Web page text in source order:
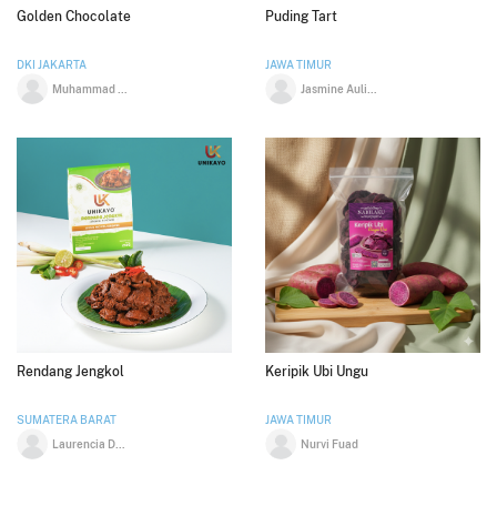
Golden Chocolate
DKI JAKARTA
Puding Tart
JAWA TIMUR
Rendang Jengkol
SUMATERA BARAT
Keripik Ubi Ungu
JAWA TIMUR
Nurvi Fuad